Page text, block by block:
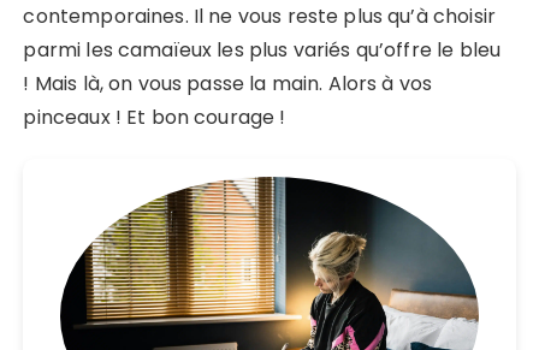
contemporaines. Il ne vous reste plus qu’à choisir
parmi les camaïeux les plus variés qu’offre le bleu
! Mais là, on vous passe la main. Alors à vos
pinceaux ! Et bon courage !